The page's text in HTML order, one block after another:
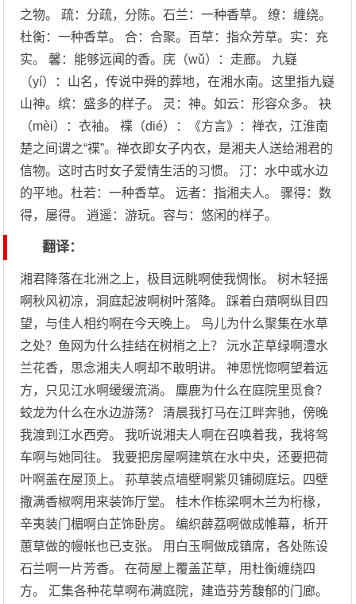
之物。 疏：分疏，分陈。石兰：一种香草。 缭：缠绕。
杜衡：一种香草。 合：合聚。百草：指众芳草。实：充
实。 馨：能够远闻的香。庑（wǔ）：走廊。 九嶷
（yí）：山名，传说中舜的葬地，在湘水南。这里指九嶷
山神。缤：盛多的样子。 灵：神。如云：形容众多。 袂
（mèi）：衣袖。 褋（dié）：《方言》：禅衣，江淮南
楚之间谓之“褋”。禅衣即女子内衣，是湘夫人送给湘君的
信物。这时古时女子爱情生活的习惯。 汀：水中或水边
的平地。杜若：一种香草。 远者：指湘夫人。 骤得：数
得，屡得。 逍遥：游玩。容与：悠闲的样子。
翻译：
湘君降落在北洲之上，极目远眺啊使我惆怅。 树木轻摇
啊秋风初凉，洞庭起波啊树叶落降。 踩着白薠啊纵目四
望，与佳人相约啊在今天晚上。 鸟儿为什么聚集在水草
之处？鱼网为什么挂结在树梢之上？ 沅水芷草绿啊澧水
兰花香，思念湘夫人啊却不敢明讲。 神思恍惚啊望着远
方，只见江水啊缓缓流淌。 麋鹿为什么在庭院里觅食？
蛟龙为什么在水边游荡？ 清晨我打马在江畔奔驰，傍晚
我渡到江水西旁。 我听说湘夫人啊在召唤着我，我将驾
车啊与她同往。 我要把房屋啊建筑在水中央，还要把荷
叶啊盖在屋顶上。 荪草装点墙壁啊紫贝铺砌庭坛。四壁
撒满香椒啊用来装饰厅堂。 桂木作栋梁啊木兰为桁椽，
辛夷装门楣啊白芷饰卧房。 编织薜荔啊做成帷幕，析开
蕙草做的幔帐也已支张。 用白玉啊做成镇席，各处陈设
石兰啊一片芳香。 在荷屋上覆盖芷草，用杜衡缠绕四
方。 汇集各种花草啊布满庭院，建造芬芳馥郁的门廊。